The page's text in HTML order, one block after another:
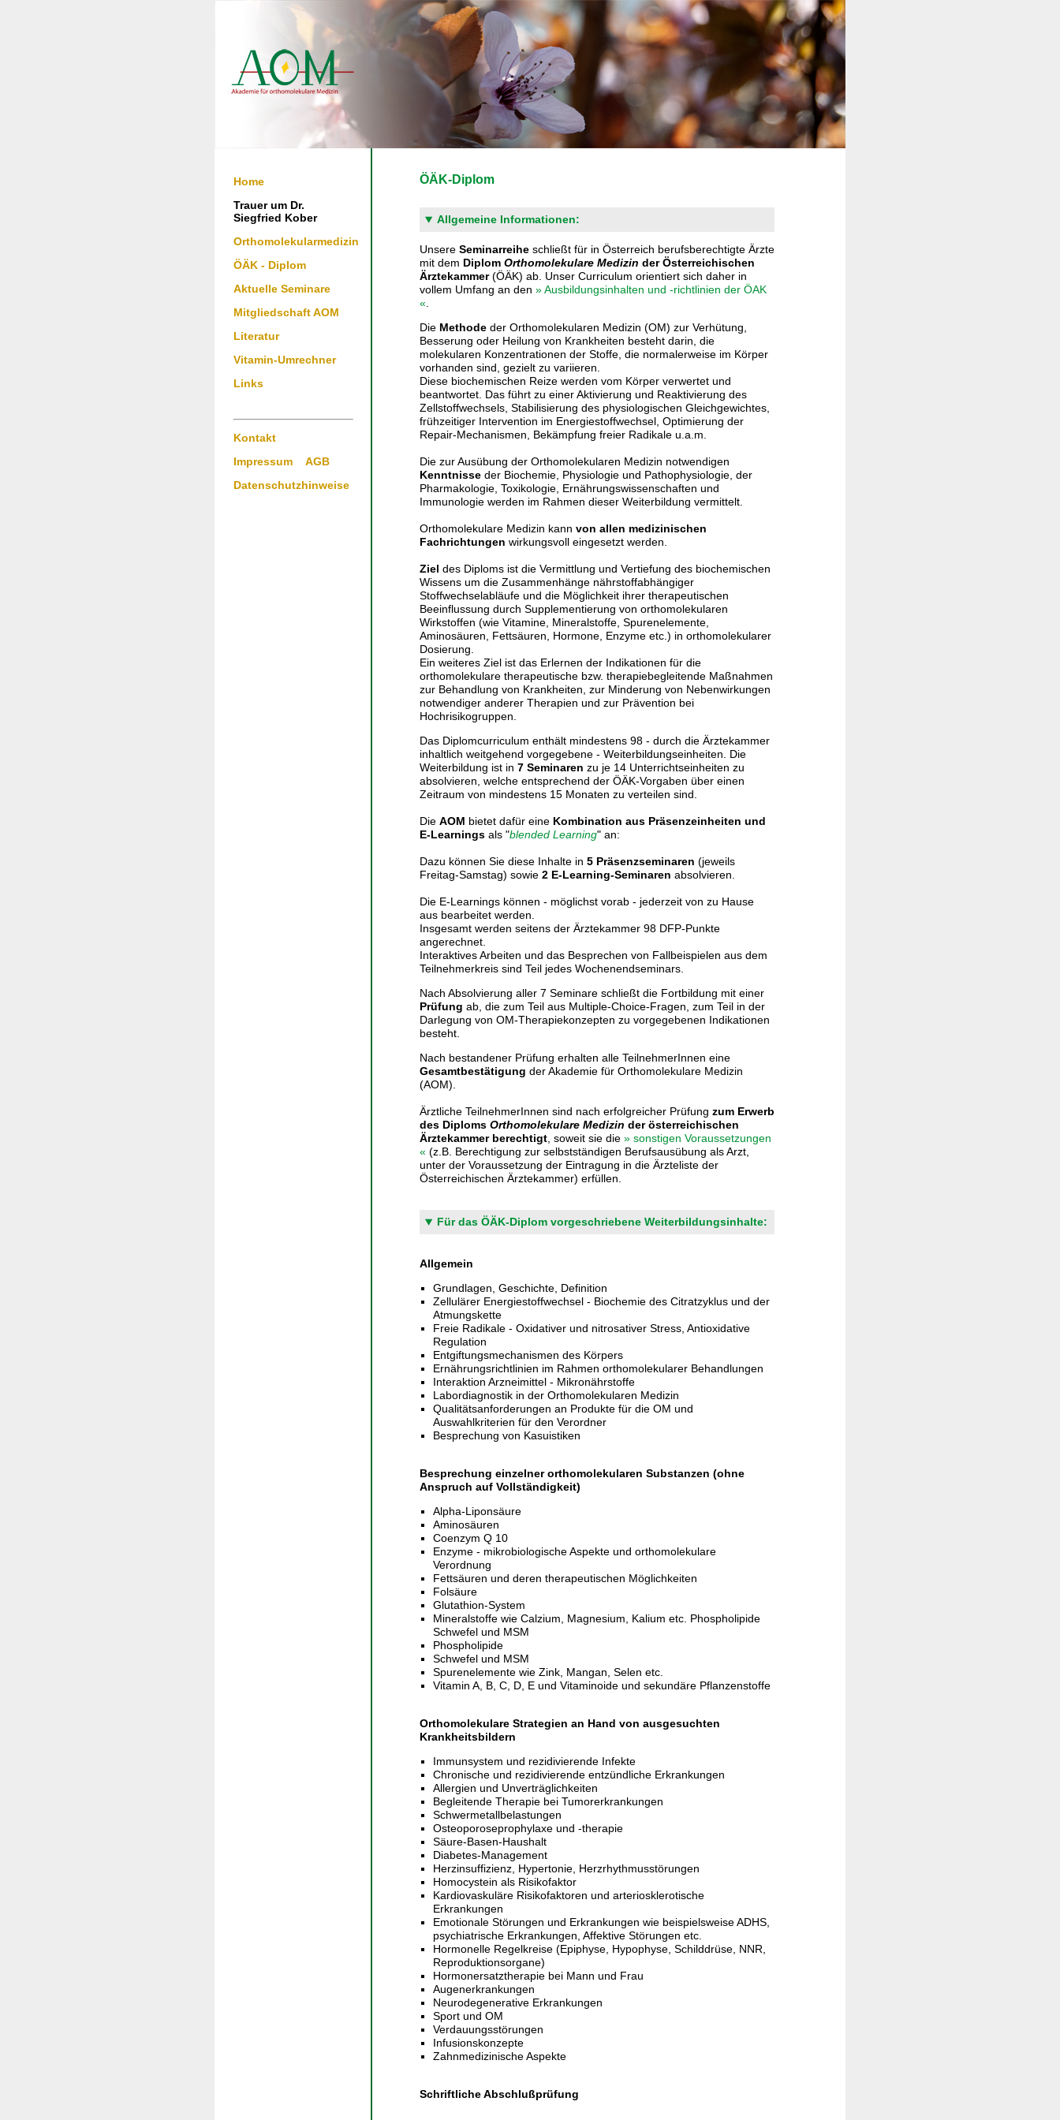
Home
Trauer um Dr.
Siegfried Kober
Orthomolekularmedizin
ÖÄK - Diplom
Aktuelle Seminare
Mitgliedschaft AOM
Literatur
Vitamin-Umrechner
Links
Kontakt
Impressum
AGB
Datenschutzhinweise
ÖÄK-Diplom
Allgemeine Informationen:
Unsere Seminarreihe schließt für in Österreich berufsberechtigte Ärzte
mit dem Diplom Orthomolekulare Medizin der Österreichischen
Ärztekammer(ÖÄK) ab. Unser Curriculum orientiert sich daher in
vollem Umfang an den » Ausbildungsinhalten und -richtlinien der ÖAK
«.
Die Methode der Orthomolekularen Medizin (OM) zur Verhütung,
Besserung oder Heilung von Krankheiten besteht darin, die
molekularen Konzentrationen der Stoffe, die normalerweise im Körper
vorhanden sind, gezielt zu variieren.
Diese biochemischen Reize werden vom Körper verwertet und
beantwortet. Das führt zu einer Aktivierung und Reaktivierung des
Zellstoffwechsels, Stabilisierung des physiologischen Gleichgewichtes,
frühzeitiger Intervention im Energiestoffwechsel, Optimierung der
Repair-Mechanismen, Bekämpfung freier Radikale u.a.m.
Die zur Ausübung der Orthomolekularen Medizin notwendigen
Kenntnisse der Biochemie, Physiologie und Pathophysiologie, der
Pharmakologie, Toxikologie, Ernährungswissenschaften und
Immunologie werden im Rahmen dieser Weiterbildung vermittelt.
Orthomolekulare Medizin kann von allen medizinischen
Fachrichtungen wirkungsvoll eingesetzt werden.
Ziel des Diploms ist die Vermittlung und Vertiefung des biochemischen
Wissens um die Zusammenhänge nährstoffabhängiger
Stoffwechselabläufe und die Möglichkeit ihrer therapeutischen
Beeinflussung durch Supplementierung von orthomolekularen
Wirkstoffen (wie Vitamine, Mineralstoffe, Spurenelemente,
Aminosäuren, Fettsäuren, Hormone, Enzyme etc.) in orthomolekularer
Dosierung.
Ein weiteres Ziel ist das Erlernen der Indikationen für die
orthomolekulare therapeutische bzw. therapiebegleitende Maßnahmen
zur Behandlung von Krankheiten, zur Minderung von Nebenwirkungen
notwendiger anderer Therapien und zur Prävention bei
Hochrisikogruppen.
Das Diplomcurriculum enthält mindestens 98 - durch die Ärztekammer
inhaltlich weitgehend vorgegebene - Weiterbildungseinheiten. Die
Weiterbildung ist in 7 Seminaren zu je 14 Unterrichtseinheiten zu
absolvieren, welche entsprechend der ÖÄK-Vorgaben über einen
Zeitraum von mindestens 15 Monaten zu verteilen sind.
Die AOM bietet dafür eine Kombination aus Präsenzeinheiten und
E-Learnings als "blended Learning" an:
Dazu können Sie diese Inhalte in 5 Präsenzseminaren (jeweils
Freitag-Samstag) sowie 2 E-Learning-Seminaren absolvieren.
Die E-Learnings können - möglichst vorab - jederzeit von zu Hause
aus bearbeitet werden.
Insgesamt werden seitens der Ärztekammer 98 DFP-Punkte
angerechnet.
Interaktives Arbeiten und das Besprechen von Fallbeispielen aus dem
Teilnehmerkreis sind Teil jedes Wochenendseminars.
Nach Absolvierung aller 7 Seminare schließt die Fortbildung mit einer
Prüfung ab, die zum Teil aus Multiple-Choice-Fragen, zum Teil in der
Darlegung von OM-Therapiekonzepten zu vorgegebenen Indikationen
besteht.
Nach bestandener Prüfung erhalten alle TeilnehmerInnen eine
Gesamtbestätigung der Akademie für Orthomolekulare Medizin
(AOM).
Ärztliche TeilnehmerInnen sind nach erfolgreicher Prüfung zum Erwerb
des Diploms Orthomolekulare Medizin der österreichischen
Ärztekammer berechtigt, soweit sie die » sonstigen Voraussetzungen
« (z.B. Berechtigung zur selbstständigen Berufsausübung als Arzt,
unter der Voraussetzung der Eintragung in die Ärzteliste der
Österreichischen Ärztekammer) erfüllen.
Für das ÖÄK-Diplom vorgeschriebene Weiterbildungsinhalte:
Allgemein
Grundlagen, Geschichte, Definition
Zellulärer Energiestoffwechsel - Biochemie des Citratzyklus und der
Atmungskette
Freie Radikale - Oxidativer und nitrosativer Stress, Antioxidative
Regulation
Entgiftungsmechanismen des Körpers
Ernährungsrichtlinien im Rahmen orthomolekularer Behandlungen
Interaktion Arzneimittel - Mikronährstoffe
Labordiagnostik in der Orthomolekularen Medizin
Qualitätsanforderungen an Produkte für die OM und
Auswahlkriterien für den Verordner
Besprechung von Kasuistiken
Besprechung einzelner orthomolekularen Substanzen (ohne
Anspruch auf Vollständigkeit)
Alpha-Liponsäure
Aminosäuren
Coenzym Q 10
Enzyme - mikrobiologische Aspekte und orthomolekulare
Verordnung
Fettsäuren und deren therapeutischen Möglichkeiten
Folsäure
Glutathion-System
Mineralstoffe wie Calzium, Magnesium, Kalium etc. Phospholipide
Schwefel und MSM
Phospholipide
Schwefel und MSM
Spurenelemente wie Zink, Mangan, Selen etc.
Vitamin A, B, C, D, E und Vitaminoide und sekundäre Pflanzenstoffe
Orthomolekulare Strategien an Hand von ausgesuchten
Krankheitsbildern
Immunsystem und rezidivierende Infekte
Chronische und rezidivierende entzündliche Erkrankungen
Allergien und Unverträglichkeiten
Begleitende Therapie bei Tumorerkrankungen
Schwermetallbelastungen
Osteoporoseprophylaxe und -therapie
Säure-Basen-Haushalt
Diabetes-Management
Herzinsuffizienz, Hypertonie, Herzrhythmusstörungen
Homocystein als Risikofaktor
Kardiovaskuläre Risikofaktoren und arteriosklerotische
Erkrankungen
Emotionale Störungen und Erkrankungen wie beispielsweise ADHS,
psychiatrische Erkrankungen, Affektive Störungen etc.
Hormonelle Regelkreise (Epiphyse, Hypophyse, Schilddrüse, NNR,
Reproduktionsorgane)
Hormonersatztherapie bei Mann und Frau
Augenerkrankungen
Neurodegenerative Erkrankungen
Sport und OM
Verdauungsstörungen
Infusionskonzepte
Zahnmedizinische Aspekte
Schriftliche Abschlußprüfung